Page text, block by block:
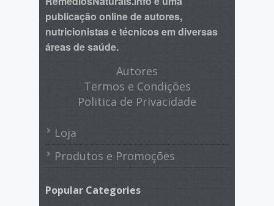
publicação online de autores,
nutricionistas e técnicos em diversas
áreas de saúde.
Autores
Termos e Condições
Politica de Privacidade
Loja
Produtos e Promoções
Popular Categories